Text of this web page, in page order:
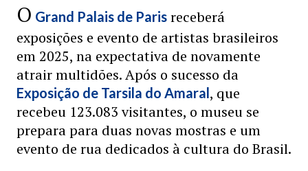
O Grand Palais de Paris receberá
exposições e evento de artistas brasileiros
em 2025, na expectativa de novamente
atrair multidões. Após o sucesso da
Exposição de Tarsila do Amaral, que
recebeu 123.083 visitantes, o museu se
prepara para duas novas mostras e um
evento de rua dedicados à cultura do Brasil.